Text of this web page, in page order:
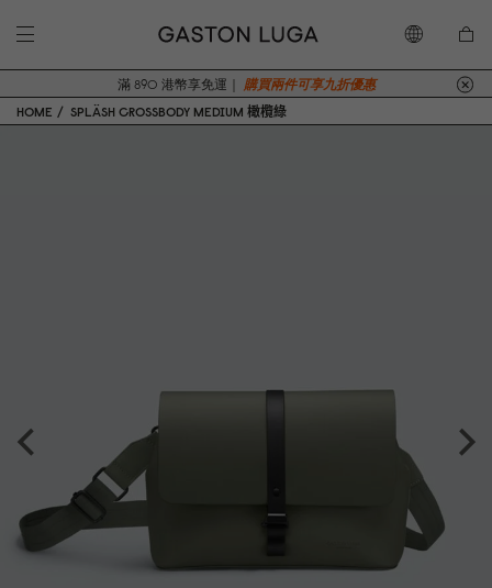
滿 890 港幣享免運｜ 購買兩件可享九折優惠
HOME
SPLÄSH CROSSBODY MEDIUM 橄欖綠